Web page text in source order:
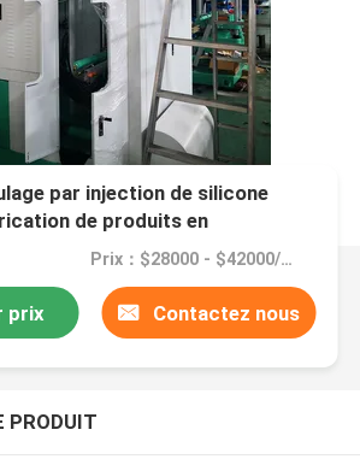
par injection de silicone
de produits en
la fabrication de tuyaux d'eauPrix：$28000 - $42000/sets
prix Contactez nous
PRODUIT